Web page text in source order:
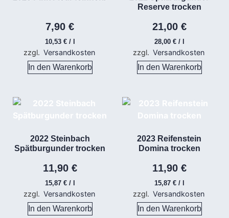
7,90 €
10,53 €/ l
zzgl. Versandkosten
In den Warenkorb
Reserve trocken
21,00 €
28,00 €/ l
zzgl. Versandkosten
In den Warenkorb
2022 Steinbach
Spätburgunder trocken
11,90 €
15,87 €/ l
zzgl. Versandkosten
In den Warenkorb
2023 Reifenstein
Domina trocken
11,90 €
15,87 €/ l
zzgl. Versandkosten
In den Warenkorb